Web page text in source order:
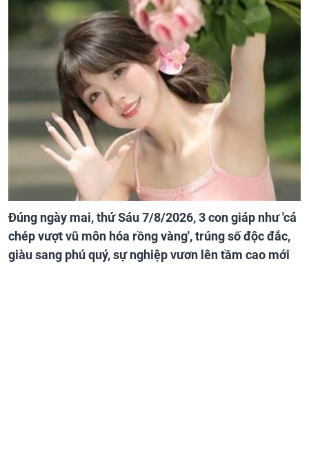
Đúng ngày mai, thứ Sáu 7/8/2026, 3 con giáp như 'cá
chép vượt vũ môn hóa rồng vàng', trúng số độc đắc,
giàu sang phú quý, sự nghiệp vươn lên tầm cao mới